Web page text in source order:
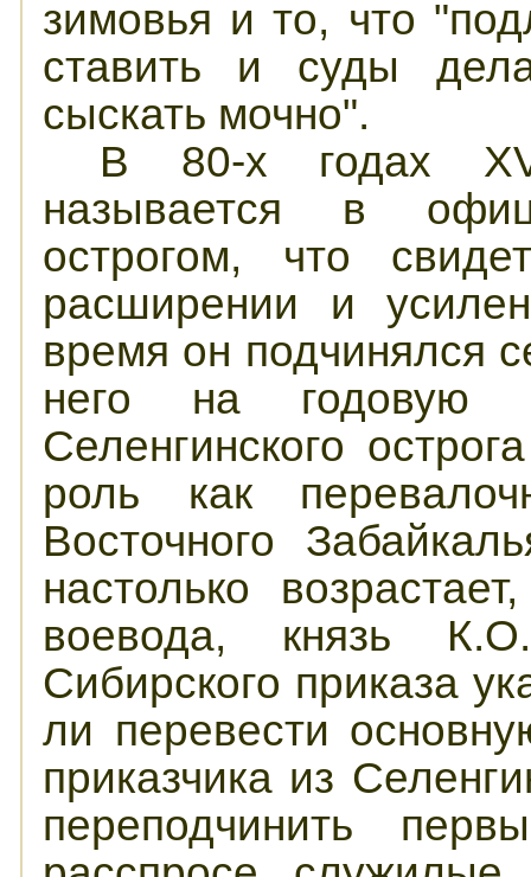
зимовья и то, что
ставить и суды
сыскать мочно".
В 80-х годах
называется в
острогом, что
расширении и
время он подчинялся
него на годовую
Селенгинского
роль как
Восточного
настолько
воевода, князь
Сибирского приказа
ли перевести
приказчика из
переподчинить